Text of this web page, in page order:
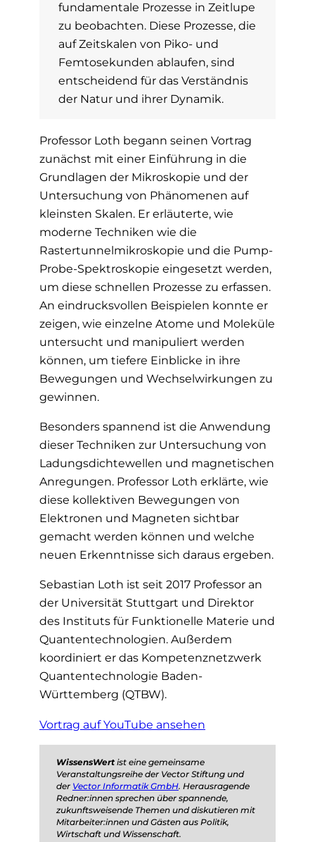
fundamentale Prozesse in Zeitlupe
zu beobachten. Diese Prozesse, die
auf Zeitskalen von Piko- und
Femtosekunden ablaufen, sind
entscheidend für das Verständnis
der Natur und ihrer Dynamik.
Professor Loth begann seinen Vortrag
zunächst mit einer Einführung in die
Grundlagen der Mikroskopie und der
Untersuchung von Phänomenen auf
kleinsten Skalen. Er erläuterte, wie
moderne Techniken wie die
Rastertunnelmikroskopie und die Pump-
Probe-Spektroskopie eingesetzt werden,
um diese schnellen Prozesse zu erfassen.
An eindrucksvollen Beispielen konnte er
zeigen, wie einzelne Atome und Moleküle
untersucht und manipuliert werden
können, um tiefere Einblicke in ihre
Bewegungen und Wechselwirkungen zu
gewinnen.
Besonders spannend ist die Anwendung
dieser Techniken zur Untersuchung von
Ladungsdichtewellen und magnetischen
Anregungen. Professor Loth erklärte, wie
diese kollektiven Bewegungen von
Elektronen und Magneten sichtbar
gemacht werden können und welche
neuen Erkenntnisse sich daraus ergeben.
Sebastian Loth ist seit 2017 Professor an
der Universität Stuttgart und Direktor
des Instituts für Funktionelle Materie und
Quantentechnologien. Außerdem
koordiniert er das Kompetenznetzwerk
Quantentechnologie Baden-
Württemberg (QTBW).
Vortrag auf YouTube ansehen
WissensWert ist eine gemeinsame
Veranstaltungsreihe der Vector Stiftung und
der Vector Informatik GmbH. Herausragende
Redner:innen sprechen über spannende,
zukunftsweisende Themen und diskutieren mit
Mitarbeiter:innen und Gästen aus Politik,
Wirtschaft und Wissenschaft.